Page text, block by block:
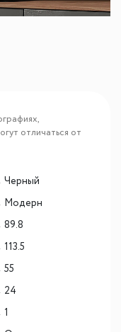
отличаться от
Черный
Модерн
89.8
113.5
55
24
1